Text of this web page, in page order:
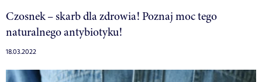
Czosnek – skarb dla zdrowia! Poznaj moc tego
naturalnego antybiotyku!
18.03.2022